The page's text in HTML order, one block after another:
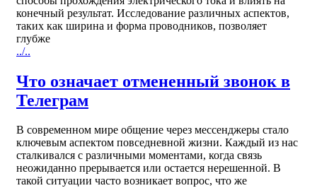
конечный результат. Исследование различных аспектов,
таких как ширина и форма проводников, позволяет
глубже
../..
Что означает отмененный звонок в
Телеграм
В современном мире общение через мессенджеры стало
ключевым аспектом повседневной жизни. Каждый из нас
сталкивался с различными моментами, когда связь
неожиданно прерывается или остается нерешенной. В
такой ситуации часто возникает вопрос, что же